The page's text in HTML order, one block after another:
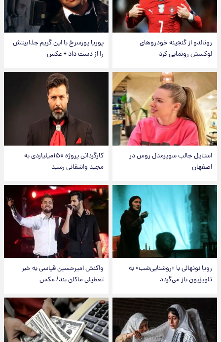
رونالدو از گنجینه خودروهای
لوکسش رونمایی کرد
پوریا پورسرخ با این گریم جذابیتش
را از دست داد + عکس
استایل جالب سوپرمدل روس در
اصفهان
کارگردانی پروژه ۱۵۰میلیاردی به
مجید واشقانی رسید
رویا نونهالی با «روشنایی‌شب» به
تلویزیون باز می‌گردد
واکنش امیرحسین قیاسی به خبر
تعطیلی ماکان بند/ عکس